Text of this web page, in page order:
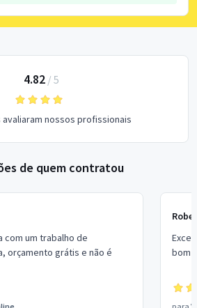
4.82/ 5
nossos profissionais
de quem contratou
com um trabalho de
orçamento grátis e não é
bom